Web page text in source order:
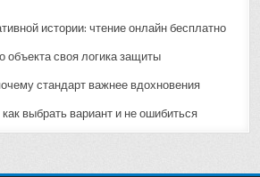
истории: чтение онлайн бесплатно
объекта своя логика защиты
стандарт важнее вдохновения
выбрать вариант и не ошибиться